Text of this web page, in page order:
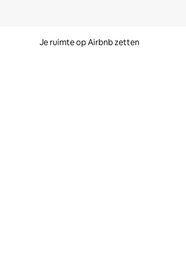
Je ruimte op Airbnb zetten